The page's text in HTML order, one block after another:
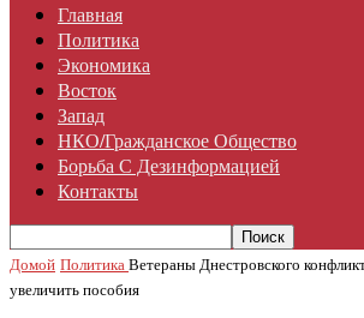
Главная
Политика
Экономика
Восток
Запад
НКО/гражданское Общество
Борьба С Дезинформацией
Контакты
Домой ПолитикаВетераны Днестровского
увеличить пособия